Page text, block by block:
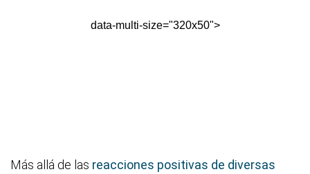
data-multi-size="320x50">
Más allá de las reacciones positivas de diversas